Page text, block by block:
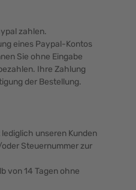
zahlen.
eines Paypal-Kontos
Sie ohne Eingabe
Ihre Zahlung
der Bestellung.
unseren Kunden
Steuernummer zur
von 14 Tagen ohne